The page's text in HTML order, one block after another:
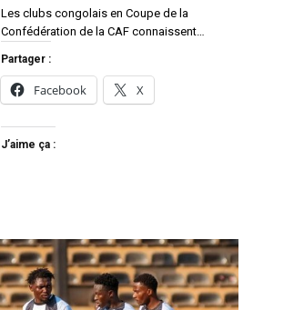
Les clubs congolais en Coupe de la
Confédération de la CAF connaissent…
Partager :
Facebook X
J’aime ça :